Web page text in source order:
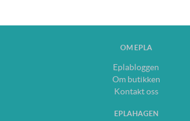
OM EPLA
Eplabloggen
Om butikken
Kontakt oss
EPLAHAGEN